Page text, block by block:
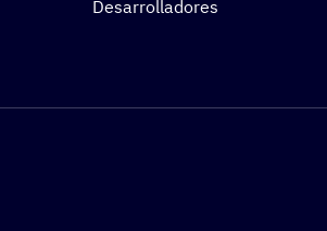
Desarrolladores